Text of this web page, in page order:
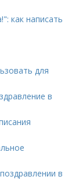
как написать
для
в
в